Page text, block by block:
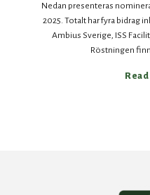
Nedan presenteras
2025. Totalt har fyra bidrag
Ambius Sverige, ISS
Röstningen